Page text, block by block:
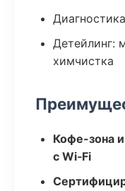
Детейлинг:
химчистка
Кофе-зона
с Wi‑Fi